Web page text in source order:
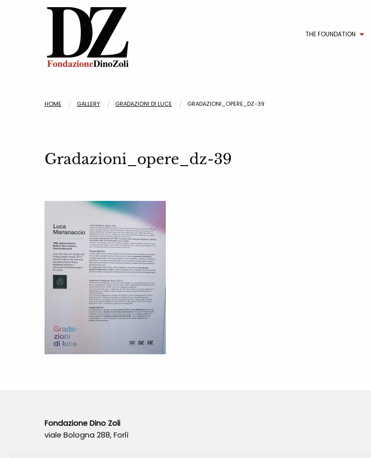
THE FOUNDATION
HOME GALLERY GRADAZIONI DI LUCE GRADAZIONI_OPERE_DZ-39
Gradazioni_opere_dz-39
Fondazione Dino Zoli
viale Bologna 288, Forlì